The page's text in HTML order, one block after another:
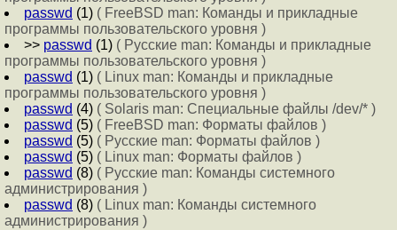
passwd (1) ( FreeBSD man: Команды и прикладные
программы пользовательского уровня )
>> passwd (1) ( Русские man: Команды и прикладные
программы пользовательского уровня )
passwd (1) ( Linux man: Команды и прикладные
программы пользовательского уровня )
passwd (4) ( Solaris man: Специальные файлы /dev/* )
passwd (5) ( FreeBSD man: Форматы файлов )
passwd (5) ( Русские man: Форматы файлов )
passwd (5) ( Linux man: Форматы файлов )
passwd (8) ( Русские man: Команды системного
администрирования )
passwd (8) ( Linux man: Команды системного
администрирования )